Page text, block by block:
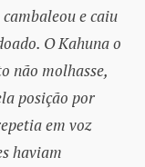
e caiu
O Kahuna o
não molhasse,
posição por
em voz
haviam